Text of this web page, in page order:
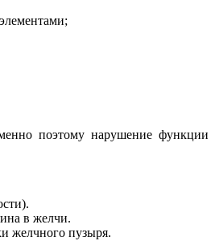
поэтому нарушение
в желчи.
желчного пузыря.